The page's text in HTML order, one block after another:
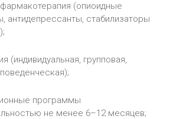
(опиоидные
антидепрессанты, стабилизаторы
(индивидуальная, групповая,
программы
не менее 6–12 месяцев;